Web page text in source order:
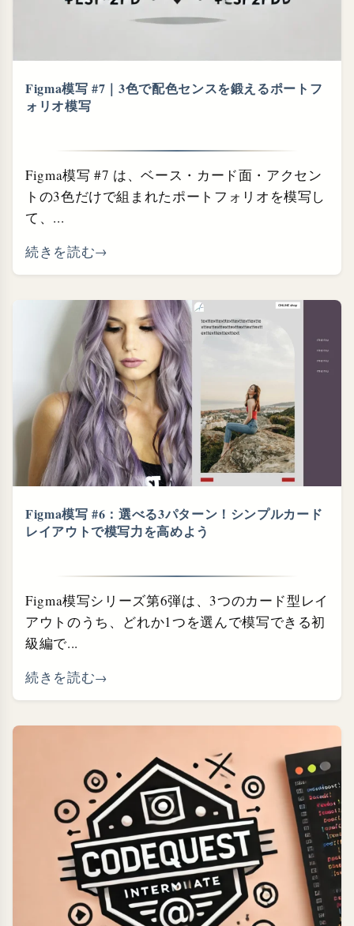
Figma模写 #7｜3色で配色センスを鍛えるポートフ
ォリオ模写
Figma模写 #7 は、ベース・カード面・アクセン
トの3色だけで組まれたポートフォリオを模写し
て、...
続きを読む
Figma模写 #6：選べる3パターン！シンプルカード
レイアウトで模写力を高めよう
Figma模写シリーズ第6弾は、3つのカード型レイ
アウトのうち、どれか1つを選んで模写できる初
級編で...
続きを読む